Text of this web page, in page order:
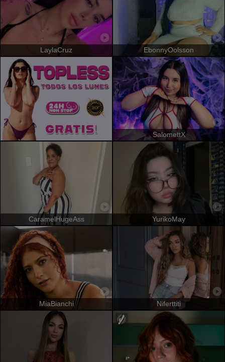
LaylaCruz EbonnyOolsson
SalomettX
CaramelHugeAss YurikoMay
MiaBianchi Niferttiti